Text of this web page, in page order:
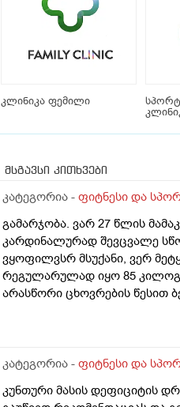
კლინიკა ფემილი
მსგავსი კითხვები
კატეგორია - ფიტნესი და
გამარჯობა. ვარ 27 წლის
კარდინალურად შევცვალე
ვყოფილვსრ მსუქანი, ვერ
რეგულარულად იყო 85
არასწორი ცხოვრების წესით
რამენაირი შაქარი და
ყოველდღიურად რომ
ვერც სახეს და გული
კატეგორია - ფიტნესი და
კუნთური მასის დეფიციტის